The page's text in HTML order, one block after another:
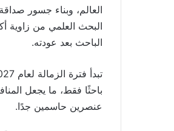
العالم، وبناء جسور صداقة
البحث العلمي من زاوية
الباحث بعد عودته.
باحثًا فقط، ما يجعل
عنصرين حاسمين جدًا.